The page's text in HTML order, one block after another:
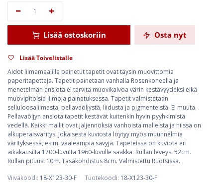
Lisää ostoskoriin Osta nyt
Lisää Toivelistalle
Aidot liimamaalilla painetut tapetit ovat täysin muovittomia
paperitapetteja. Tapetit painetaan vanhalla Rosenkoneella ja
menetelmän ansiota ei tarvita muovikalvoa värin kestävyydeksi eikä
muovipitoisia liimoja painatuksessa. Tapetit valmistetaan
selluloosaliimasta, pellavaöljystä, liidusta ja pigmenteistä. Ei muuta.
Pellavaöljyn ansiota tapetit kestävät kuitenkin hyvin pyyhkimistä
vedellä. Kaikki mallit ovat jäljennöksiä vanhoista malleista ja niissä on
alkuperäisväritys. Jokaisesta kuviosta löytyy myös muunnelmia
värityksessä, esim. vaaleampia sävyjä. Tapeteissa on kuviota eri
aikakausilta 1700-luvulta 1960-luvulle saakka. Rullan leveys: 52cm.
Rullan pituus: 10m. Tasakohdistus 8cm. Valmistettu Ruotsissa.
Viivakoodi: 18-X123-30-F Tuotekoodi: 18-X123-30-F